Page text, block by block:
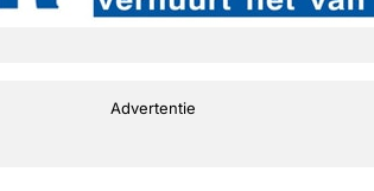
Advertentie